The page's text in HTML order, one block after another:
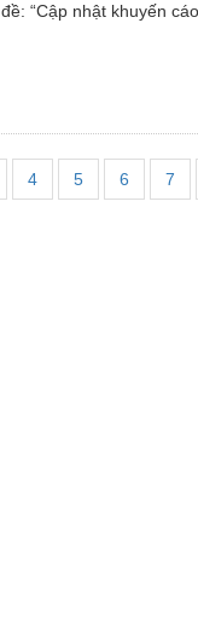
đề: “Cập nhật khuyến
4 5 6 7